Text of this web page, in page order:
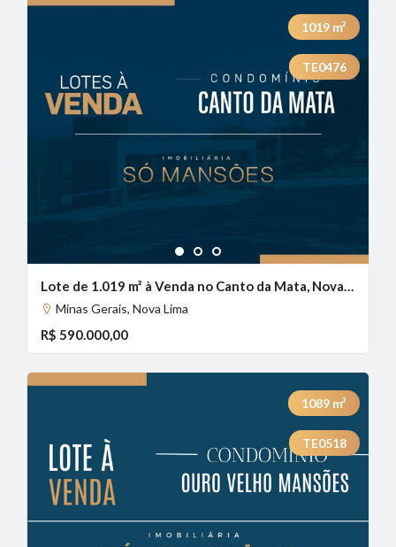
1 2 3
1019 m²
TE0476
Lote de 1.019 m² à Venda no Canto da Mata, Nova Lima - MG
Minas Gerais, Nova Lima
R$ 590.000,00
1089 m²
TE0518